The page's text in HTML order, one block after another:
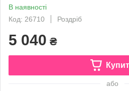
В наявності
Код: 26710
Роздріб
5 040 ₴
або